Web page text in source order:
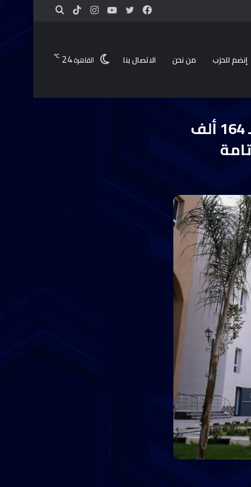
إنضم للحزب من نحن الاتصال بنا القاهرة24
℃
صندوق مكافحة الإدمان: تقديم الخدمات العلاجية لـ 164 ألف